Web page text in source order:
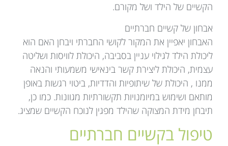
הקשיים של הילד ושל מקורם.
אבחון של קשיים חברתיים
האבחון יאפיין את המקור לקושי החברתי ויבחן האם הוא
ליכולת הילד לגילוי עניין בסביבה, היכולת לוויסות ושליטה
עצמית, היכולת ליצירת קשר בינאישי משמעותי והנאה
ממנו , היכולת של שיתופיות והדדיות, ביטוי רגשות באופן
מותאם ושימוש במיומנויות תקשורתיות מגוונות. כמו כן,
תיבחן מידת המצוקה שהילד מפגין לנוכח הקשיים שמציג.
טיפול בקשיים חברתיים